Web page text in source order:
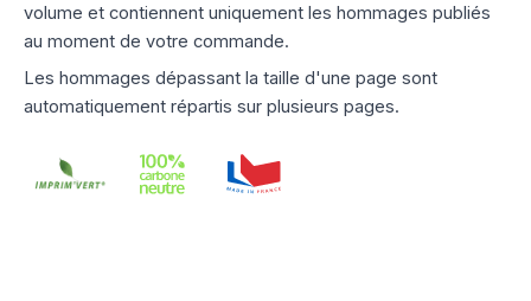
volume et contiennent uniquement les hommages publiés
au moment de votre commande.
Les hommages dépassant la taille d'une page sont
automatiquement répartis sur plusieurs pages.